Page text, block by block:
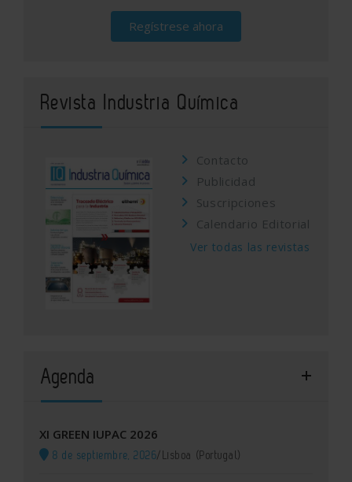
Regístrese ahora
Revista Industria Química
Contacto
Publicidad
Suscripciones
Calendario Editorial
Ver todas las revistas
Agenda
XI GREEN IUPAC 2026
8 de septiembre, 2026/Lisboa (Portugal)